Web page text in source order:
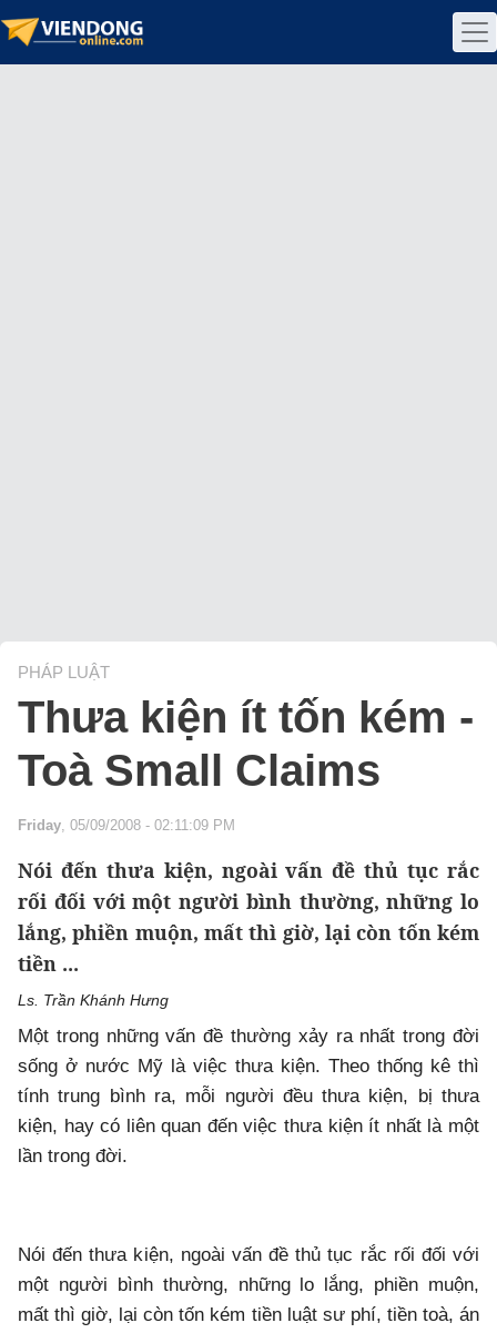
PHÁP LUẬT
Thưa kiện ít tốn kém -
Toà Small Claims
Friday, 05/09/2008 - 02:11:09 PM
Nói đến thưa kiện, ngoài vấn đề thủ tục rắc
rối đối với một người bình thường, những lo
lắng, phiền muộn, mất thì giờ, lại còn tốn kém
tiền ...
Ls. Trần Khánh Hưng
Một trong những vấn đề thường xảy ra nhất trong đời
sống ở nước Mỹ là việc thưa kiện. Theo thống kê thì
tính trung bình ra, mỗi người đều thưa kiện, bị thưa
kiện, hay có liên quan đến việc thưa kiện ít nhất là một
lần trong đời.
Nói đến thưa kiện, ngoài vấn đề thủ tục rắc rối đối với
một người bình thường, những lo lắng, phiền muộn,
mất thì giờ, lại còn tốn kém tiền luật sư phí, tiền toà, án